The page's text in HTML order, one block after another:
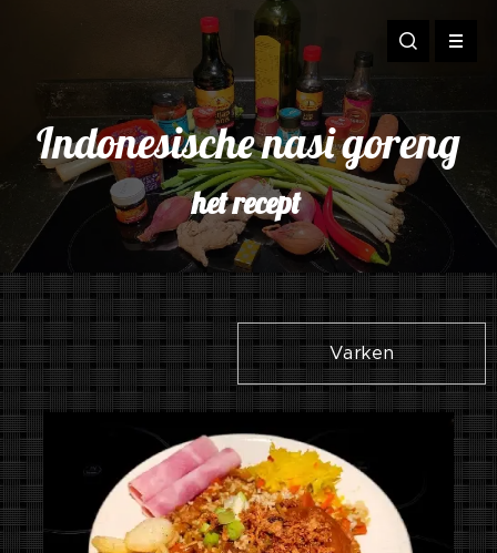
Indonesische nasi goreng
het recept
Varken